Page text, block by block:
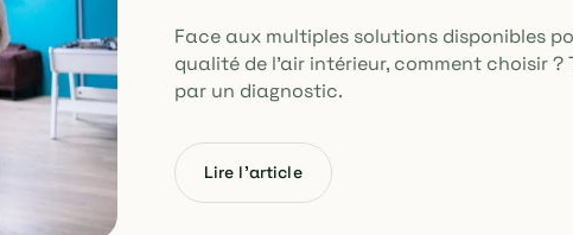
Face aux multiples solutions disponibles
qualité de l'air intérieur, comment choisir ?
par un diagnostic.
Lire l'article